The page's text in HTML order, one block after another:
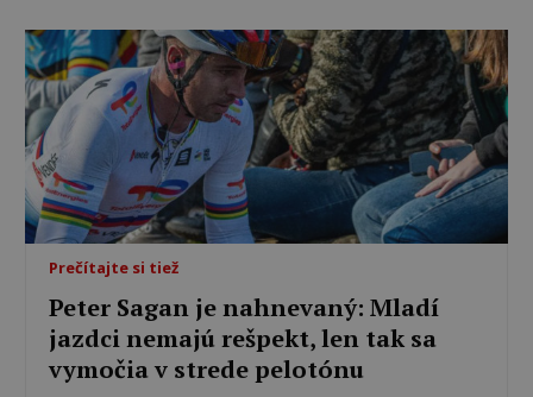
Prečítajte si tiež
Peter Sagan je nahnevaný: Mladí
jazdci nemajú rešpekt, len tak sa
vymočia v strede pelotónu